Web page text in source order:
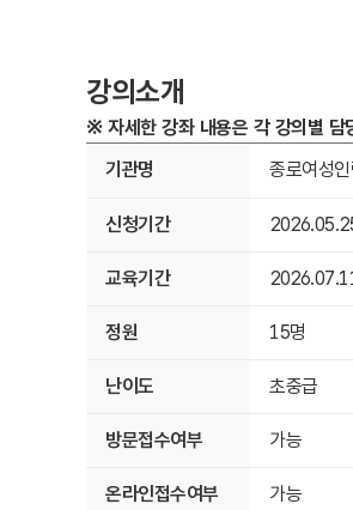
강의소개
※ 자세한 강좌 내용은 각 강의별 담
기관명
종로여성
신청기간
교육기간
정원 15명
난이도 초중급
방문접수여부 가능
온라인접수여부 가능